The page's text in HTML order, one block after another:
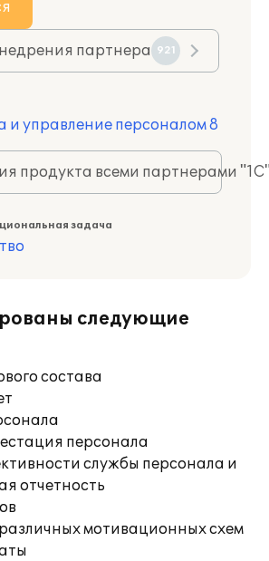
партнера 921
и управление персоналом 8
продукта всеми партнерами
задача
следующие
состава
персонала
службы персонала и
отчетность
мотивационных схем